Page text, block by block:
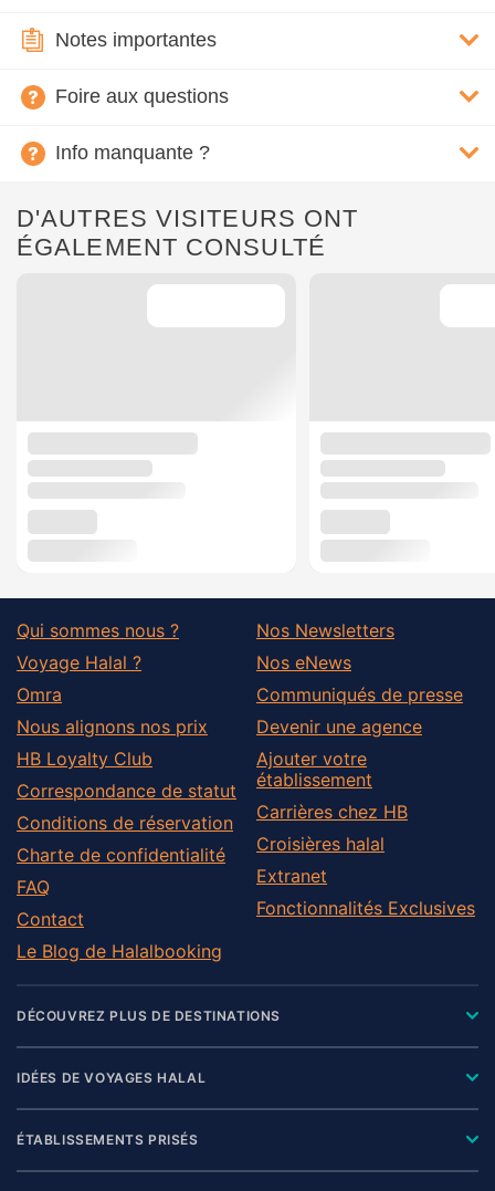
Notes importantes
Foire aux questions
Info manquante ?
D'AUTRES VISITEURS ONT
ÉGALEMENT CONSULTÉ
Qui sommes nous ?
Voyage Halal ?
Omra
Nous alignons nos prix
HB Loyalty Club
Correspondance de statut
Conditions de réservation
Charte de confidentialité
FAQ
Contact
Le Blog de Halalbooking
Nos Newsletters
Nos eNews
Communiqués de presse
Devenir une agence
Ajouter votre
établissement
Carrières chez HB
Croisières halal
Extranet
Fonctionnalités Exclusives
DÉCOUVREZ PLUS DE DESTINATIONS
IDÉES DE VOYAGES HALAL
ÉTABLISSEMENTS PRISÉS